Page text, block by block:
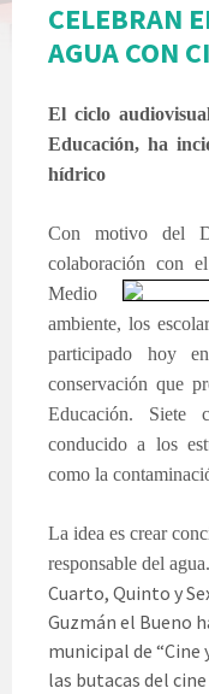
CELEBRAN
AGUA CON
El ciclo
Educación, ha
hídrico
Con motivo del
colaboración con
Medio
ambiente, los
participado hoy
conservación que
Educación. Siete
conducido a los
como la
La idea es crear
responsable del agua.
Cuarto, Quinto y
Guzmán el Bueno
municipal de “Cine
las butacas del